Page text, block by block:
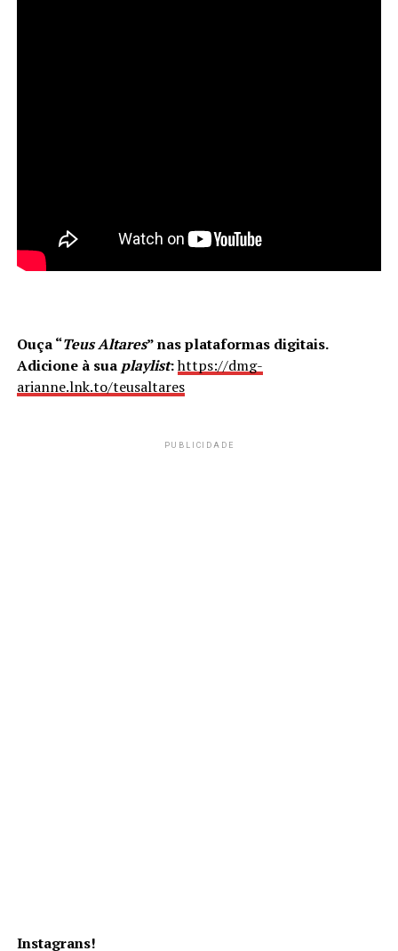
Ouça “Teus Altares” nas plataformas digitais.
Adicione à sua playlist:https://dmg-
arianne.lnk.to/teusaltares
PUBLICIDADE
Instagrans!